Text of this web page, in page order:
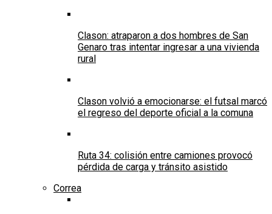
Clason: atraparon a dos hombres de San
Genaro tras intentar ingresar a una vivienda
rural
Clason volvió a emocionarse: el futsal marcó
el regreso del deporte oficial a la comuna
Ruta 34: colisión entre camiones provocó
pérdida de carga y tránsito asistido
Correa